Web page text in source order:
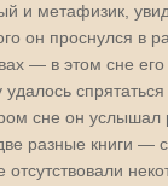
и метафизик,
он проснулся в
— в этом сне
сне он услышал
разные книги —
отсутствовали